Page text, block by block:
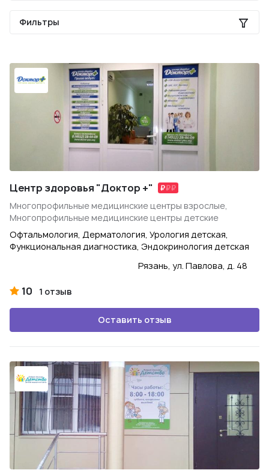
Фильтры
Центр здоровья "Доктор +"
Многопрофильные медицинские центры взрослые,
Многопрофильные медицинские центры детские
Офтальмология, Дерматология, Урология детская,
Функциональная диагностика, Эндокринология детская
Рязань, ул. Павлова, д. 48
10 1 отзыв
Оставить отзыв